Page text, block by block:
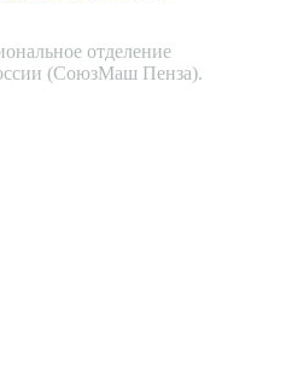
отделение
(СоюзМаш Пенза).